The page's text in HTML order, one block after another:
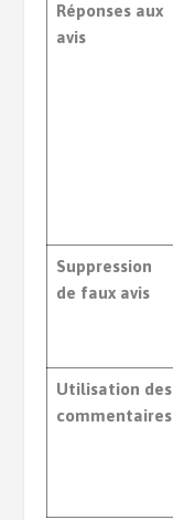
Réponses aux
avis
Suppression
de faux avis
Utilisation des
commentaires